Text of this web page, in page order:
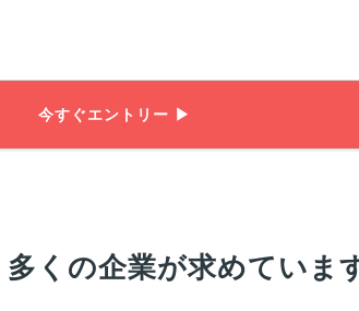
今すぐエントリー ▶
くの企業が求めていま